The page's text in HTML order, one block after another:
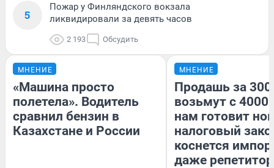
5
Пожар у Финляндского вокзала
ликвидировали за девять часов
2 193 Обсудить
МНЕНИЕ
«Машина просто
полетела». Водитель
сравнил бензин в
Казахстане и России
МНЕНИЕ
Продашь за
возьмут с
нам готовит
налоговый
коснется
даже